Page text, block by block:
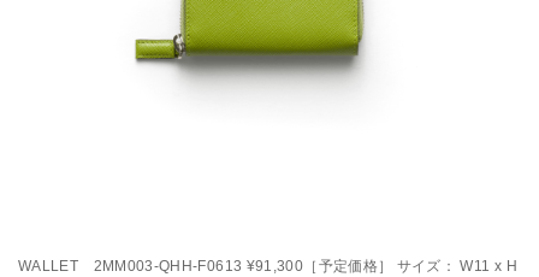
WALLET 2MM003-QHH-F0613 ¥91,300［予定価格］ サイズ： W11 x H